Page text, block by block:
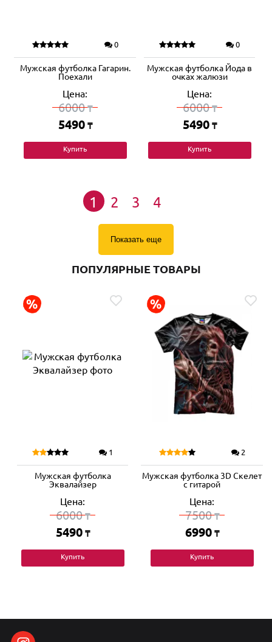
0
Мужская футболка Гагарин.
Поехали
Цена:
6000₸
5490 ₸
Купить
0
Мужская футболка Йода в
очках жалюзи
Цена:
6000₸
5490 ₸
Купить
1 2 3 4
Показать еще
ПОПУЛЯРНЫЕ ТОВАРЫ
1
Мужская футболка
Эквалайзер
Цена:
6000₸
5490 ₸
Купить
2
Мужская футболка 3D Скелет
с гитарой
Цена:
7500₸
6990 ₸
Купить